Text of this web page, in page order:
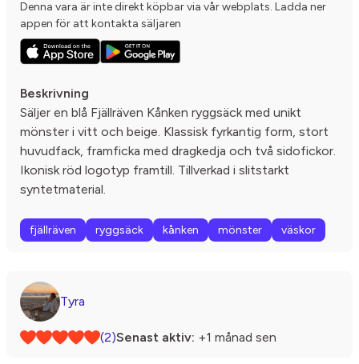
Denna vara är inte direkt köpbar via vår webplats. Ladda ner
appen för att kontakta säljaren
Beskrivning
Säljer en blå Fjällräven Kånken ryggsäck med unikt
mönster i vitt och beige. Klassisk fyrkantig form, stort
huvudfack, framficka med dragkedja och två sidofickor.
Ikonisk röd logotyp framtill. Tillverkad i slitstarkt
syntetmaterial.
fjällräven ryggsäck kånken mönster väskor
Tyra
(2)Senast aktiv: +1 månad sen